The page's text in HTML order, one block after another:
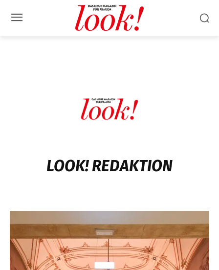
LOOK! REDAKTION